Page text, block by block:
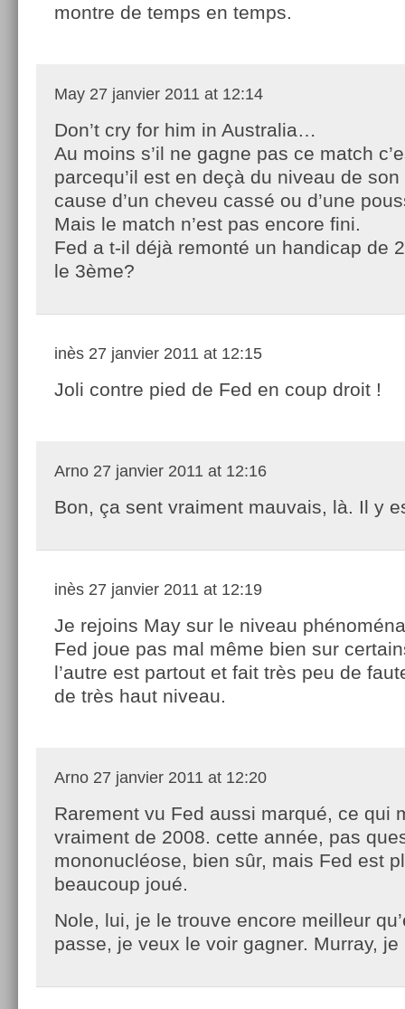
montre de temps en temps.
May 27 janvier 2011 at 12:14
Don’t cry for him in Australia…
Au moins s’il ne gagne pas ce match
parcequ’il est en deçà du niveau de
cause d’un cheveu cassé ou d’une
Mais le match n’est pas encore fini.
Fed a t-il déjà remonté un handicap de
le 3ème?
inès 27 janvier 2011 at 12:15
Joli contre pied de Fed en coup droit !
Arno 27 janvier 2011 at 12:16
Bon, ça sent vraiment mauvais, là. Il y
inès 27 janvier 2011 at 12:19
Je rejoins May sur le niveau
Fed joue pas mal même bien sur
l’autre est partout et fait très peu de
de très haut niveau.
Arno 27 janvier 2011 at 12:20
Rarement vu Fed aussi marqué, ce qui
vraiment de 2008. cette année, pas
mononucléose, bien sûr, mais Fed est
beaucoup joué.
Nole, lui, je le trouve encore meilleur
passe, je veux le voir gagner. Murray, je